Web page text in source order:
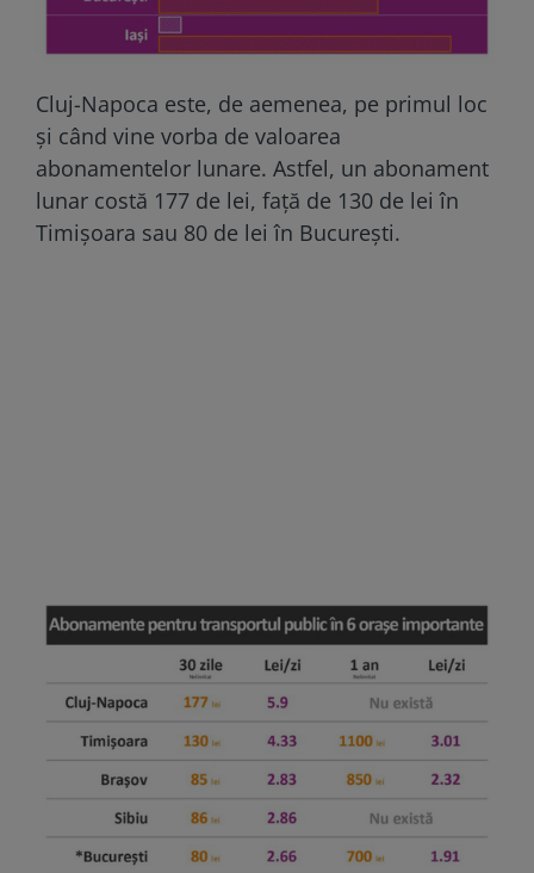
Cluj-Napoca este, de aemenea, pe primul loc
și când vine vorba de valoarea
abonamentelor lunare. Astfel, un abonament
lunar costă 177 de lei, față de 130 de lei în
Timișoara sau 80 de lei în București.